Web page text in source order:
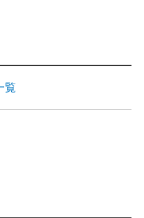
覧